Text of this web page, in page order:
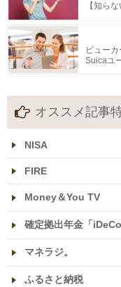
【知ら
ビュー
Suicaユ
オススメ記事
NISA
FIRE
Money＆You TV
確定拠出年金「
マネラジ。
ふるさと納税